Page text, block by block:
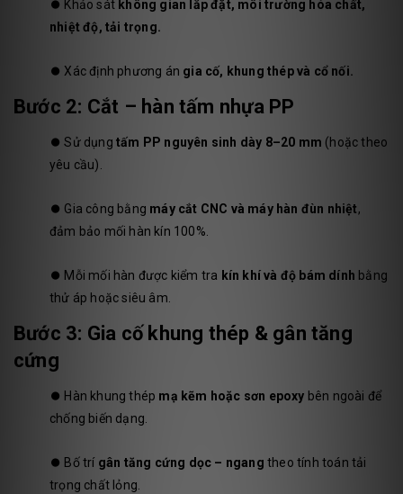
⏺️ Khảo sát không gian lắp đặt, môi trường hóa chất,
nhiệt độ, tải trọng.
⏺️ Xác định phương án gia cố, khung thép và cổ nối.
Bước 2: Cắt – hàn tấm nhựa PP
⏺️Sử dụngtấm PP nguyên sinh dày 8–20 mm (hoặc theo
yêu cầu).
⏺️ Gia công bằng máy cắt CNC và máy hàn đùn nhiệt,
đảm bảo mối hàn kín 100%.
⏺️ Mỗi mối hàn được kiểm tra kín khí và độ bám dính bằng
thử áp hoặc siêu âm.
Bước 3: Gia cố khung thép & gân tăng
cứng
⏺️ Hàn khung thép mạ kẽm hoặc sơn epoxy bên ngoài để
chống biến dạng.
⏺️ Bố trí gân tăng cứng dọc – ngang theo tính toán tải
trọng chất lỏng.